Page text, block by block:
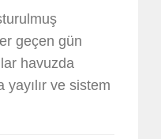
geçen gün
havuzda
ve sistem